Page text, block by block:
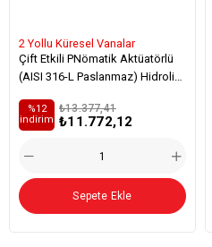
2 Yollu Küresel Vanalar
Çift Etkili PNömatik Aktüatörlü
(AISI 316-L Paslanmaz) Hidrolik
₺11.772,12
₺13.377,41
%12
i̇ndirim
Sepete Ekle